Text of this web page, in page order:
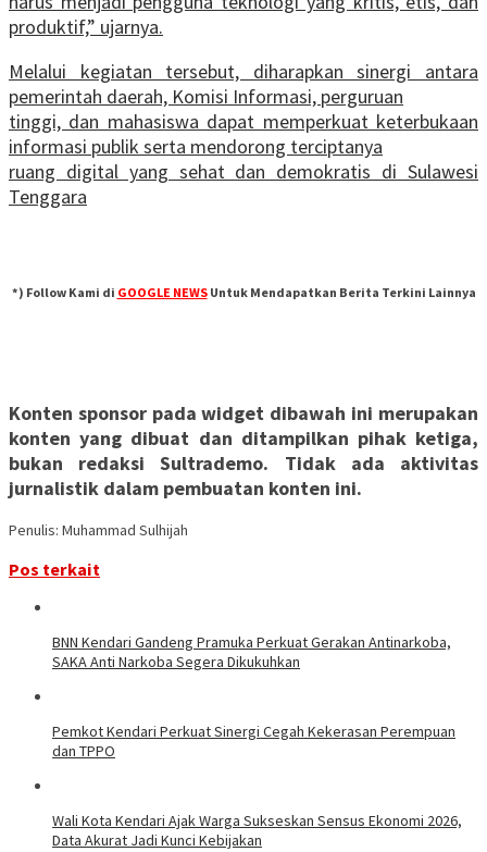
produktif,” ujarnya.
Melalui kegiatan tersebut, diharapkan sinergi antara
pemerintah daerah, Komisi Informasi, perguruan
tinggi, dan mahasiswa dapat memperkuat keterbukaan
informasi publik serta mendorong terciptanya
ruang digital yang sehat dan demokratis di Sulawesi
Tenggara
*) Follow Kami di GOOGLE NEWSUntuk Mendapatkan Berita Terkini Lainnya
Konten sponsor pada widget dibawah ini merupakan
konten yang dibuat dan ditampilkan pihak ketiga,
bukan redaksi Sultrademo. Tidak ada aktivitas
jurnalistik dalam pembuatan konten ini.
Penulis: Muhammad Sulhijah
Pos terkait
BNN Kendari Gandeng Pramuka Perkuat Gerakan Antinarkoba,
SAKA Anti Narkoba Segera Dikukuhkan
Pemkot Kendari Perkuat Sinergi Cegah Kekerasan Perempuan
dan TPPO
Wali Kota Kendari Ajak Warga Sukseskan Sensus Ekonomi 2026,
Data Akurat Jadi Kunci Kebijakan